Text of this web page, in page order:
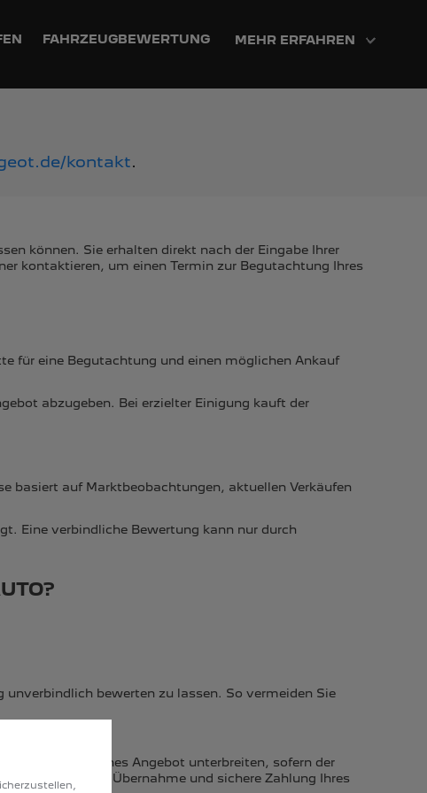
FAHRZEUGBEWERTUNG MEHR ERFAHREN
kontakt.
können. Sie erhalten direkt nach der Eingabe Ihrer
kontaktieren, um einen Termin zur Begutachtung Ihres
für eine Begutachtung und einen möglichen Ankauf
abzugeben. Bei erzielter Einigung kauft der
basiert auf Marktbeobachtungen, aktuellen Verkäufen
Eine verbindliche Bewertung kann nur durch
unverbindlich bewerten zu lassen. So vermeiden Sie
ein verbindliches Angebot unterbreiten, sofern der
Partner die Übernahme und sichere Zahlung Ihres